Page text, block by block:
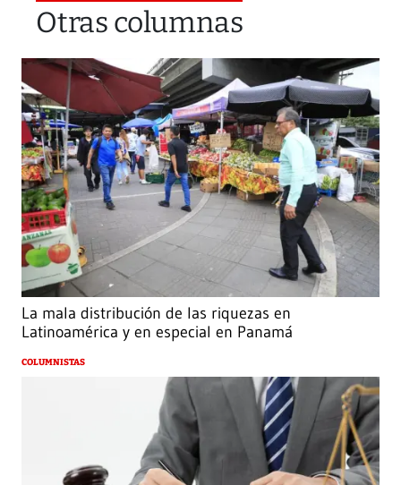
Otras columnas
La mala distribución de las riquezas en
Latinoamérica y en especial en Panamá
COLUMNISTAS